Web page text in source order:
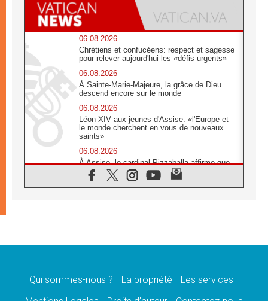
06.08.2026
Chrétiens et confucéens: respect et sagesse
pour relever aujourd'hui les «défis urgents»
06.08.2026
À Sainte-Marie-Majeure, la grâce de Dieu
descend encore sur le monde
06.08.2026
Léon XIV aux jeunes d'Assise: «l'Europe et
le monde cherchent en vous de nouveaux
saints»
06.08.2026
À Assise, le cardinal Pizzaballa affirme que
«les chrétiens veulent la paix»
06.08.2026
message de paix et de dignité humaine»
Qui sommes-nous ? La propriété
Les services